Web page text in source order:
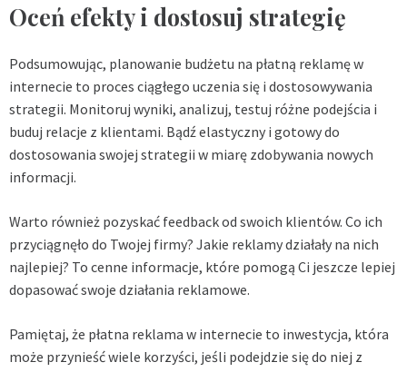
Oceń efekty i dostosuj strategię
Podsumowując, planowanie budżetu na płatną reklamę w
internecie to proces ciągłego uczenia się i dostosowywania
strategii. Monitoruj wyniki, analizuj, testuj różne podejścia i
buduj relacje z klientami. Bądź elastyczny i gotowy do
dostosowania swojej strategii w miarę zdobywania nowych
informacji.
Warto również pozyskać feedback od swoich klientów. Co ich
przyciągnęło do Twojej firmy? Jakie reklamy działały na nich
najlepiej? To cenne informacje, które pomogą Ci jeszcze lepiej
dopasować swoje działania reklamowe.
Pamiętaj, że płatna reklama w internecie to inwestycja, która
może przynieść wiele korzyści, jeśli podejdzie się do niej z